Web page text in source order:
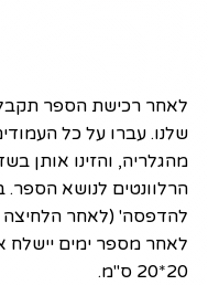
לאחר רכישת הספר
שלנו. עברו על כל
מהגלריה, והזינו אותן
הרלוונטים לנושא הספר.
להדפסה' (לאחר הלחיצה
לאחר מספר ימים יישלח
20*20 ס"מ.